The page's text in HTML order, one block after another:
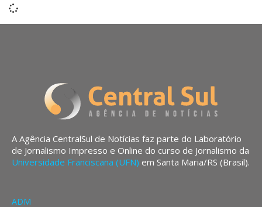
A Agência CentralSul de Notícias faz parte do Laboratório
de Jornalismo Impresso e Online do curso de Jornalismo da
Universidade Franciscana (UFN) em Santa Maria/RS (Brasil).
ADM